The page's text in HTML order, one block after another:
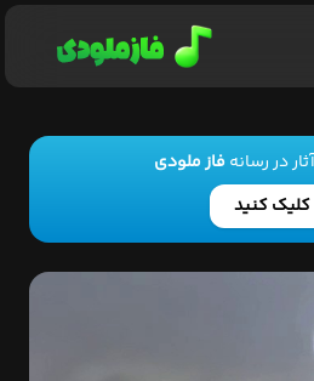
در رسانهفاز ملودی
کلیک کنید